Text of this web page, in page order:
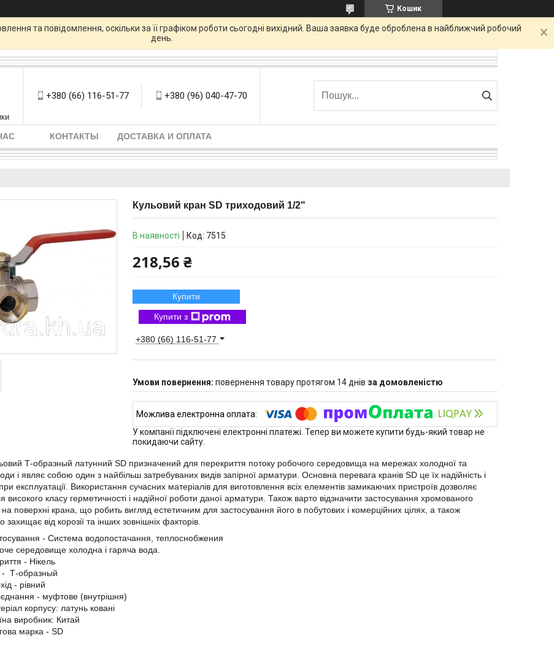
Кошик
та повідомлення, оскільки за її графіком роботи сьогодні вихідний. Ваша заявка буде оброблена в найближчий робочий
день.
+380 (66) 116-51-77 +380 (96) 040-47-70
КОНТАКТЫ ДОСТАВКА И ОПЛАТА
Кульовий кран SD триходовий 1/2"
В наявності Код: 7515
218,56 ₴
Купити
Купити з
+380 (66) 116-51-77
повернення товару протягом 14 днів за домовленістю
У компанії підключені електронні платежі. Тепер ви можете купити будь-який товар не
покидаючи сайту.
Т-образный латунний SD призначений для перекриття потоку робочого середовища на мережах холодної та
і являє собою один з найбільш затребуваних видів запірної арматури. Основна перевага кранів SD це їх надійність і
при експлуатації. Використання сучасних матеріалів для виготовлення всіх елементів замикаючих пристроїв дозволяє
високого класу герметичності і надійної роботи даної арматури. Також варто відзначити застосування хромованого
на поверхні крана, що робить вигляд естетичним для застосування його в побутових і комерційних цілях, а також
захищає від корозії та інших зовнішніх факторів.
- Система водопостачання, теплоснобжения
середовище холодна і гаряча вода.
- Нікель
- Т-образный
- рівний
- муфтове (внутрішня)
корпусу: латунь ковані
виробник: Китай
марка - SD